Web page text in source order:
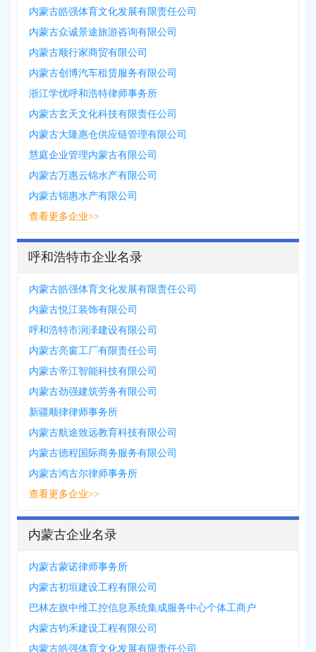
内蒙古皓强体育文化发展有限责任公司
内蒙古众诚景途旅游咨询有限公司
内蒙古顺行家商贸有限公司
内蒙古创博汽车租赁服务有限公司
浙江学优呼和浩特律师事务所
内蒙古玄天文化科技有限责任公司
内蒙古大隆惠仓供应链管理有限公司
慧庭企业管理内蒙古有限公司
内蒙古万惠云锦水产有限公司
内蒙古锦惠水产有限公司
查看更多企业>>
呼和浩特市企业名录
内蒙古皓强体育文化发展有限责任公司
内蒙古悦江装饰有限公司
呼和浩特市润泽建设有限公司
内蒙古亮窗工厂有限责任公司
内蒙古帝江智能科技有限公司
内蒙古劲强建筑劳务有限公司
新疆顺律律师事务所
内蒙古航途致远教育科技有限公司
内蒙古德程国际商务服务有限公司
内蒙古鸿古尔律师事务所
查看更多企业>>
内蒙古企业名录
内蒙古蒙诺律师事务所
内蒙古初垣建设工程有限公司
巴林左旗中维工控信息系统集成服务中心个体工商户
内蒙古钧禾建设工程有限公司
内蒙古皓强体育文化发展有限责任公司